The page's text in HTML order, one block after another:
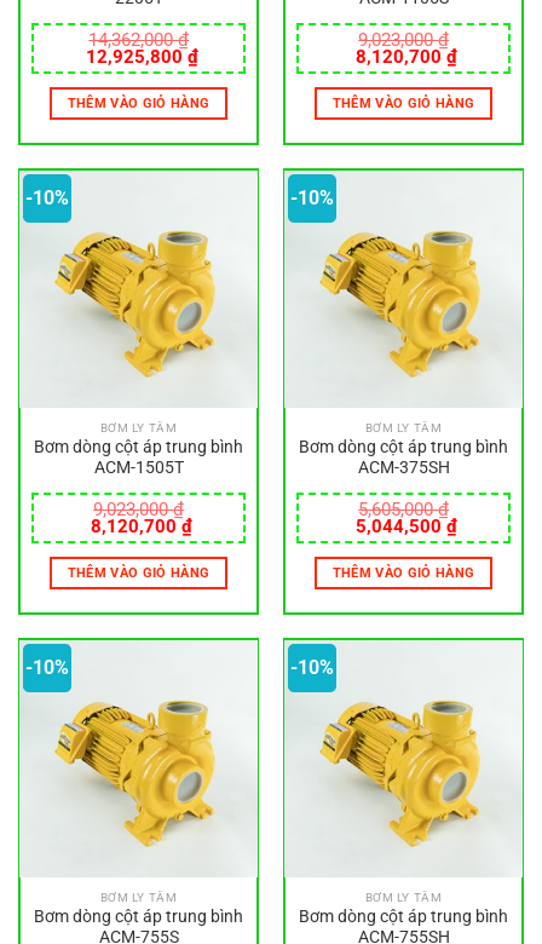
14,362,000₫
Giá
gốc
là:
14,362,000 ₫.
12,925,800 ₫Giá
hiện
tại
là:
12,925,800 ₫.
THÊM VÀO GIỎ HÀNG
9,023,000₫
Giá
gốc
là:
9,023,000 ₫.
8,120,700 ₫Giá
hiện
tại
là:
THÊM VÀO GIỎ HÀNG
-10%
BƠM LY TÂM
Bơm dòng cột áp trung bình
ACM-1505T
9,023,000₫
Giá
gốc
là:
9,023,000 ₫.
8,120,700 ₫Giá
hiện
tại
là:
8,120,700 ₫.
THÊM VÀO GIỎ HÀNG
-10%
BƠM LY TÂM
Bơm dòng cột áp trung bình
ACM-375SH
5,605,000₫
Giá
gốc
là:
5,605,000 ₫.
5,044,500 ₫Giá
hiện
tại
là:
THÊM VÀO GIỎ HÀNG
-10%
BƠM LY TÂM
Bơm dòng cột áp trung bình
ACM-755S
-10%
BƠM LY TÂM
Bơm dòng cột áp trung bình
ACM-755SH